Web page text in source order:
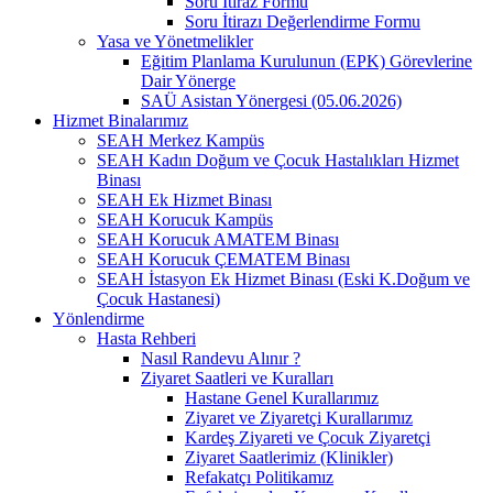
Soru İtirazı Değerlendirme Formu
Yasa ve Yönetmelikler
Eğitim Planlama Kurulunun (EPK) Görevlerine
Dair Yönerge
SAÜ Asistan Yönergesi (05.06.2026)
Hizmet Binalarımız
SEAH Merkez Kampüs
SEAH Kadın Doğum ve Çocuk Hastalıkları Hizmet
Binası
SEAH Ek Hizmet Binası
SEAH Korucuk Kampüs
SEAH Korucuk AMATEM Binası
SEAH Korucuk ÇEMATEM Binası
SEAH İstasyon Ek Hizmet Binası (Eski K.Doğum ve
Çocuk Hastanesi)
Yönlendirme
Hasta Rehberi
Nasıl Randevu Alınır ?
Ziyaret Saatleri ve Kuralları
Hastane Genel Kurallarımız
Ziyaret ve Ziyaretçi Kurallarımız
Kardeş Ziyareti ve Çocuk Ziyaretçi
Ziyaret Saatlerimiz (Klinikler)
Refakatçı Politikamız